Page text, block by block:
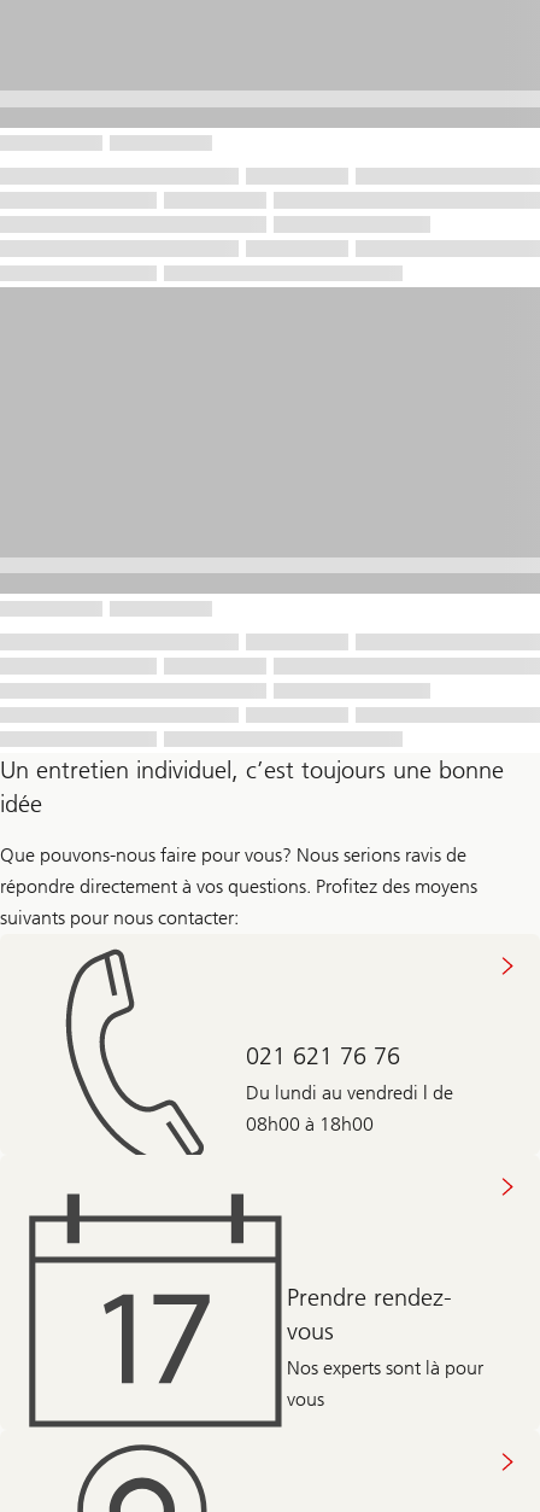
Un entretien individuel, c’est toujours une bonne
idée
Que pouvons-nous faire pour vous? Nous serions ravis de
répondre directement à vos questions. Profitez des moyens
suivants pour nous contacter:
021 621 76 76
Du lundi au vendredi | de
08h00 à 18h00
Prendre rendez-
vous
Nos experts sont là pour
vous